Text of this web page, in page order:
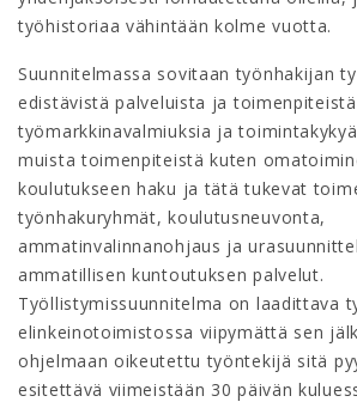
työhistoriaa vähintään kolme vuotta.
Suunnitelmassa sovitaan työnhakijan
edistävistä palveluista ja
työmarkkinavalmiuksia ja
muista toimenpiteistä kuten
koulutukseen haku ja tätä tukevat
työnhakuryhmät, koulutusneuvonta,
ammatinvalinnanohjaus ja
ammatillisen kuntoutuksen palvelut.
Työllistymissuunnitelma on laadittava
elinkeinotoimistossa viipymättä sen
ohjelmaan oikeutettu työntekijä sitä
esitettävä viimeistään 30 päivän